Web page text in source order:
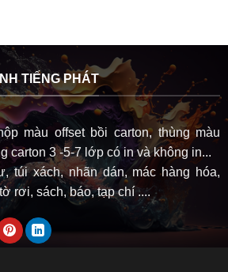
TIẾNG PHÁT
màu offset bồi carton, thùng màu
carton 3 -5-7 lớp có in và không in...
túi xách, nhãn dán, mác hàng hóa,
rơi, sách, báo, tạp chí ....